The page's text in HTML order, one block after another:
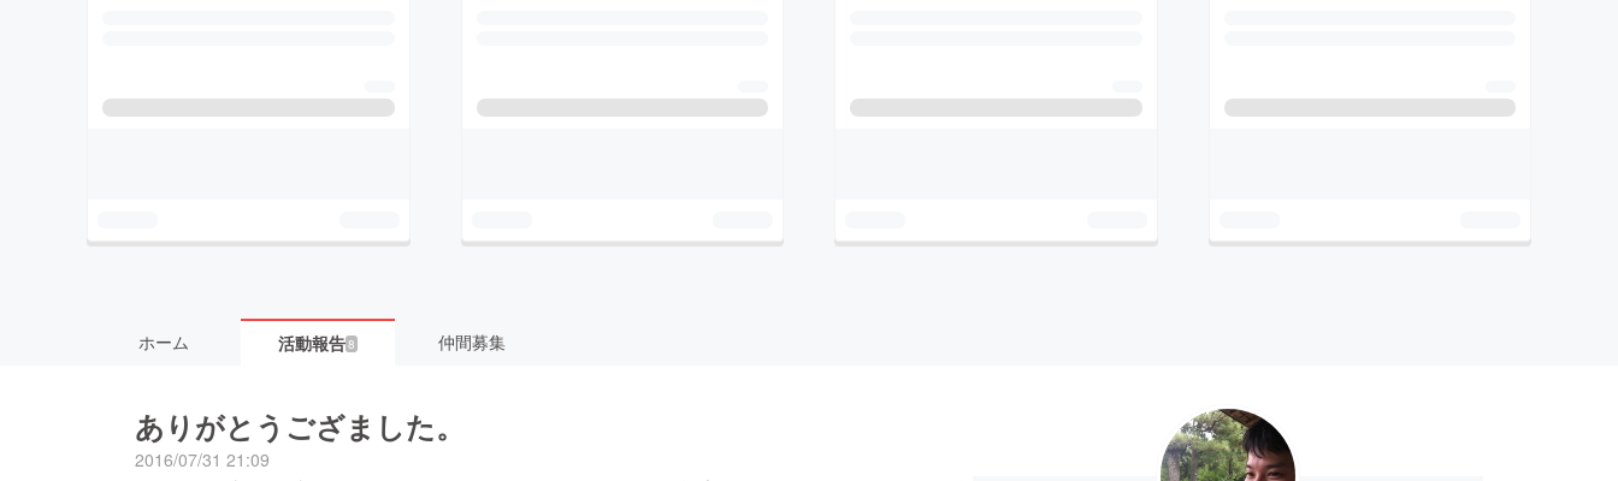
ホーム 活動報告8 仲間募集
ありがとうござました。
2016/07/31 21:09